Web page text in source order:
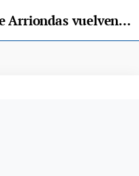
Familias del CP Río Sella de Arriondas vuelven a concentrarse mañana y convocan una huelga escolar